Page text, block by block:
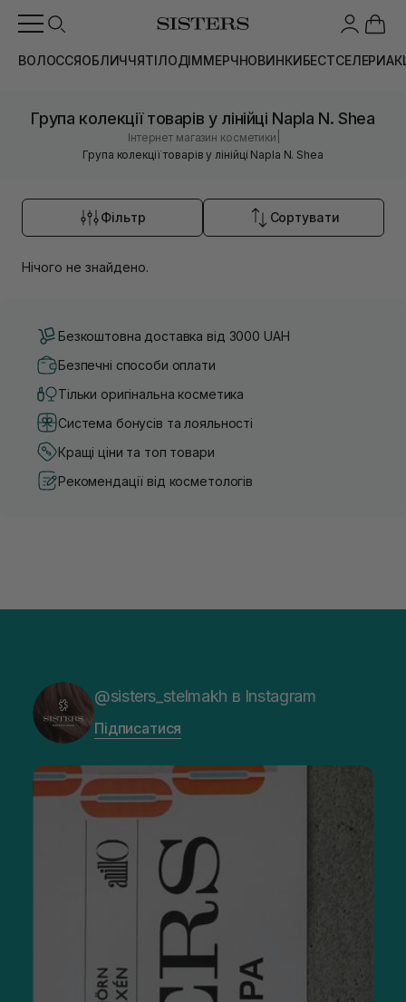
ВОЛОССЯОБЛИЧЧЯТІЛОДІММЕРЧНОВИНКИБЕСТСЕЛЕРИ
Група колекції товарів у лінійці Napla N. Shea
Інтернет магазин косметики
Група колекції товарів у лінійці Napla N. Shea
Фільтр Сортувати
Нічого не знайдено.
Безкоштовна доставка від 3000 UAH
Безпечні способи оплати
Тільки оригінальна косметика
Система бонусів та лояльності
Кращі ціни та топ товари
Рекомендації від косметологів
@sisters_stelmakh в Instagram
Підписатися